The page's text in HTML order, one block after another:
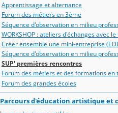
Apprentissage et alternance
Forum des métiers en 3ème
Séquence d'observation en milieu
WORKSHOP : ateliers d'échanges avec
Créer ensemble une mini-entreprise
Séquence d'observation en milieu
SUP' premières rencontres
Forum des métiers et des formations en
Forum des grandes écoles
Parcours d'éducation artistique et